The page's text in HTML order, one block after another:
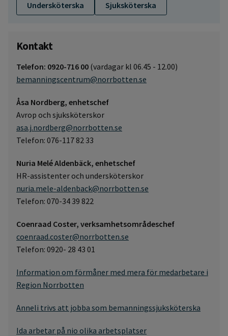
Undersköterska
Sjuksköterska
Kontakt
Telefon: 0920-716 00 (vardagar kl 06.45 - 12.00)
bemanningscentrum@norrbotten.se
Åsa Nordberg, enhetschef
Avrop och sjuksköterskor
asa.j.nordberg@norrbotten.se
Telefon: 076-117 82 33
Nuria Melé Aldenbäck, enhetschef
HR-assistenter och undersköterskor
nuria.mele-aldenback@norrbotten.se
Telefon: 070-34 39 822
Coenraad Coster, verksamhetsområdeschef
coenraad.coster@norrbotten.se
Telefon: 0920- 28 43 01
Information om förmåner med mera för medarbetare i
Region Norrbotten
Anneli trivs att jobba som bemanningssjuksköterska
Ida arbetar på nio olika arbetsplatser